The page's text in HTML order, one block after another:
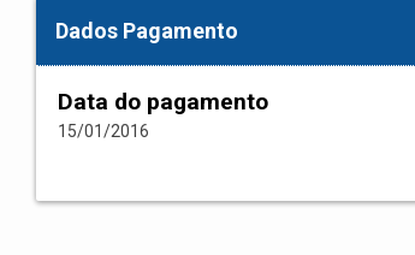
Dados Pagamento
Data do pagamento
15/01/2016